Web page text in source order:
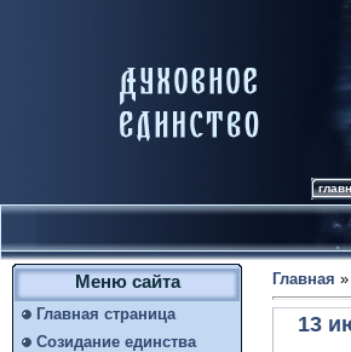
Меню сайта
Главная страница
Созидание единства
Главная »
13